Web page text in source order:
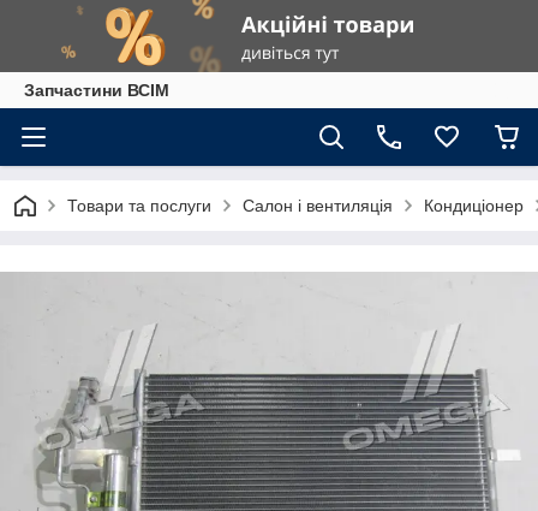
Запчастини ВСІМ
Товари та послуги Салон і вентиляція Кондиціонер